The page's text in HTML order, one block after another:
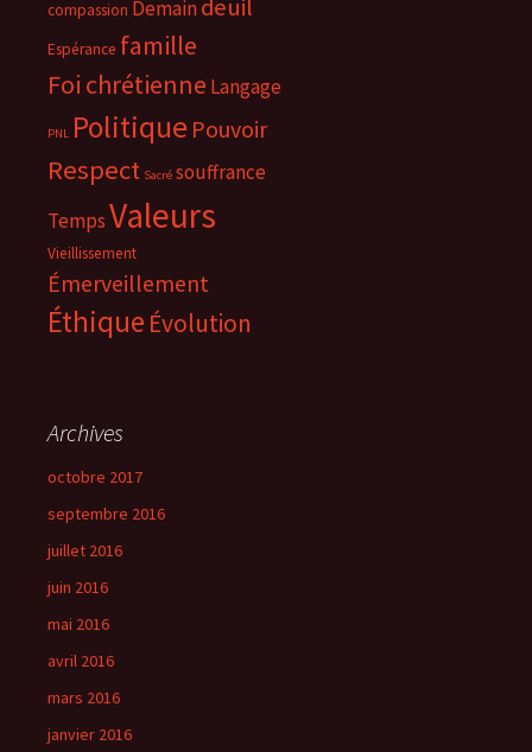
compassion Demaindeuil
Espérance famille
Foi chrétienne Langage
PNL Politique Pouvoir
Respect Sacré souffrance
TempsValeurs
Vieillissement
Émerveillement
Éthique Évolution
Archives
octobre 2017
septembre 2016
juillet 2016
juin 2016
mai 2016
avril 2016
mars 2016
janvier 2016